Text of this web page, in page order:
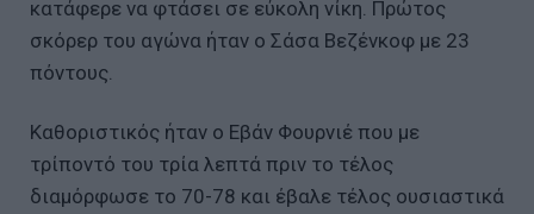
κατάφερε να φτάσει σε εύκολη νίκη. Πρώτος
σκόρερ του αγώνα ήταν ο Σάσα Βεζένκοφ με 23
πόντους.
Καθοριστικός ήταν ο Εβάν Φουρνιέ που με
τρίποντό του τρία λεπτά πριν το τέλος
διαμόρφωσε το 70-78 και έβαλε τέλος ουσιαστικά